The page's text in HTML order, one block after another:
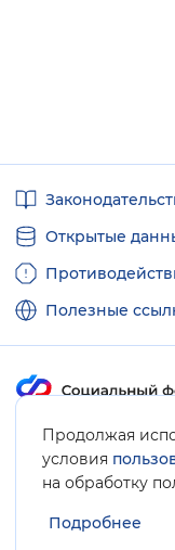
Продолжая
условия
на обработку
Подробнее
ссылки
Открытые
Полезные
Карта сайта